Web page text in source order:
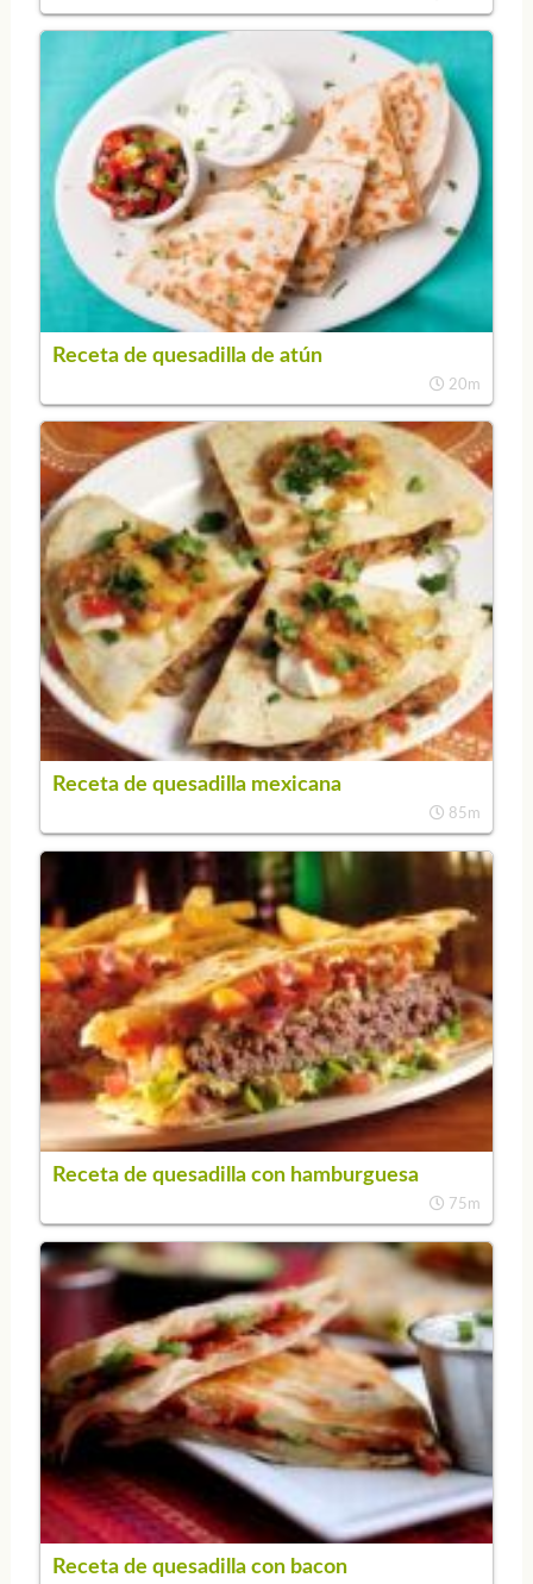
Receta de quesadilla de atún
20m
Receta de quesadilla mexicana
85m
Receta de quesadilla con hamburguesa
75m
Receta de quesadilla con bacon